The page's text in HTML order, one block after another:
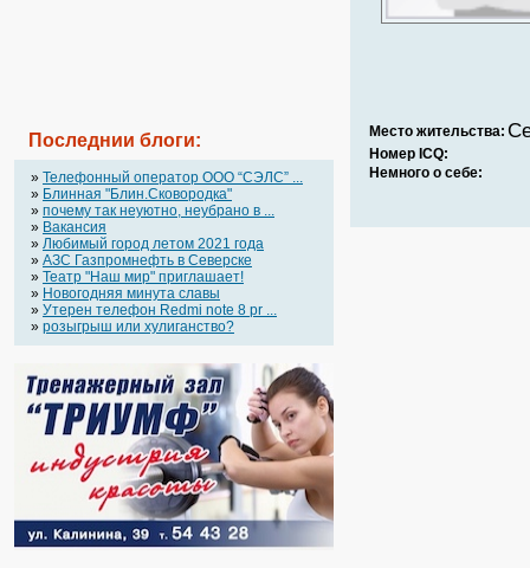
Последнии блоги:
» Телефонный оператор OOO “СЭЛС” ...
» Блинная "Блин.Сковородка"
» почему так неуютно, неубрано в ...
» Вакансия
» Любимый город летом 2021 года
» АЗС Газпромнефть в Северске
» Театр "Наш мир" приглашает!
» Новогодняя минута славы
» Утерен телефон Redmi note 8 pr ...
» розыгрыш или хулиганство?
Место жительства:
Номер ICQ:
Немного о себе: